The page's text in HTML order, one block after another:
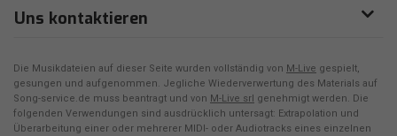
Uns kontaktieren
Die Musikdateien auf dieser Seite wurden vollständig von M-Live gespielt,
gesungen und aufgenommen. Jegliche Wiederverwertung des Materials auf
Song-service.de muss beantragt und von M-Live srl genehmigt werden. Die
folgenden Verwendungen sind ausdrücklich untersagt: Extrapolation und
Überarbeitung einer oder mehrerer MIDI- oder Audiotracks eines einzelnen